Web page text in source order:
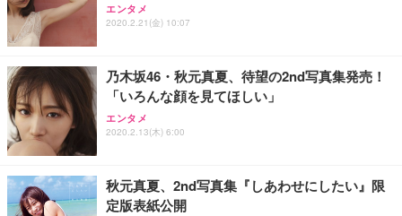
エンタメ
2020.2.21(金) 10:07
乃木坂46・秋元真夏、待望の2nd写真集発売！
「いろんな顔を見てほしい」
エンタメ
2020.2.13(木) 6:00
秋元真夏、2nd写真集『しあわせにしたい』限
定版表紙公開